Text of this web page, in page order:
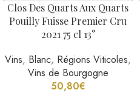
Clos Des Quarts Aux Quarts
Pouilly Fuisse Premier Cru
2021 75 cl 13°
Vins, Blanc, Régions Viticoles,
Vins de Bourgogne
50,80€